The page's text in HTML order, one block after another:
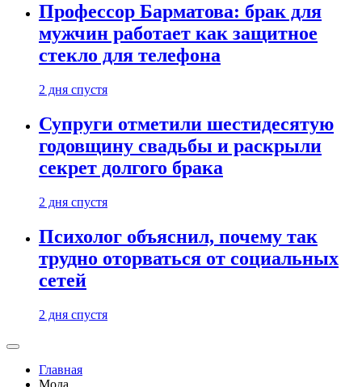
Профессор Барматова: брак для
мужчин работает как защитное
стекло для телефона
2 дня спустя
Супруги отметили шестидесятую
годовщину свадьбы и раскрыли
секрет долгого брака
2 дня спустя
Психолог объяснил, почему так
трудно оторваться от социальных
сетей
2 дня спустя
Главная
Мода